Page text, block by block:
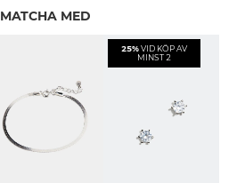
MATCHA MED
25% VID KÖP AV
MINST 2